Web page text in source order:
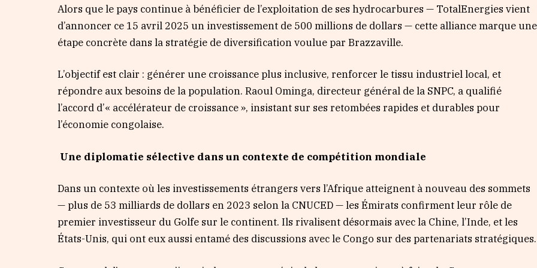
Alors que le pays continue à bénéficier de l’exploitation de ses hydrocarbures — TotalEnergies vient
d’annoncer ce 15 avril 2025 un investissement de 500 millions de dollars — cette alliance marque une
étape concrète dans la stratégie de diversification voulue par Brazzaville.
L’objectif est clair : générer une croissance plus inclusive, renforcer le tissu industriel local, et
répondre aux besoins de la population. Raoul Ominga, directeur général de la SNPC, a qualifié
l’accord d’« accélérateur de croissance », insistant sur ses retombées rapides et durables pour
l’économie congolaise.
Une diplomatie sélective dans un contexte de compétition mondiale
Dans un contexte où les investissements étrangers vers l’Afrique atteignent à nouveau des sommets
— plus de 53 milliards de dollars en 2023 selon la CNUCED — les Émirats confirment leur rôle de
premier investisseur du Golfe sur le continent. Ils rivalisent désormais avec la Chine, l’Inde, et les
États-Unis, qui ont eux aussi entamé des discussions avec le Congo sur des partenariats stratégiques.